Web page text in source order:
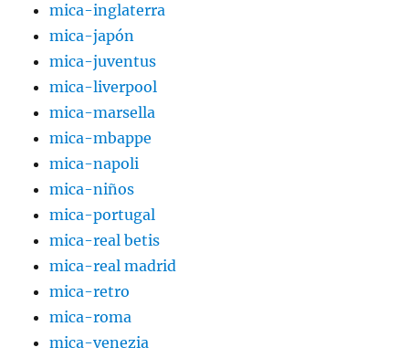
mica-inglaterra
mica-japón
mica-juventus
mica-liverpool
mica-marsella
mica-mbappe
mica-napoli
mica-niños
mica-portugal
mica-real betis
mica-real madrid
mica-retro
mica-roma
mica-venezia